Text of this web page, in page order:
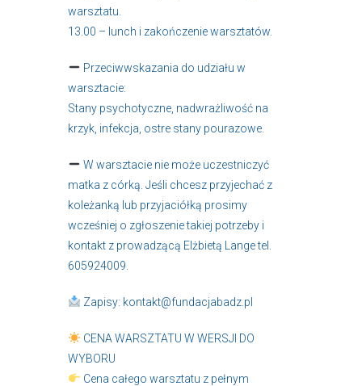
warsztatu.
13.00 – lunch i zakończenie warsztatów.
Przeciwwskazania do udziału w
warsztacie:
Stany psychotyczne, nadwrażliwość na
krzyk, infekcja, ostre stany pourazowe.
W warsztacie nie może uczestniczyć
matka z córką. Jeśli chcesz przyjechać z
koleżanką lub przyjaciółką prosimy
wcześniej o zgłoszenie takiej potrzeby i
kontakt z prowadzącą Elżbietą Lange tel.
605924009.
Zapisy: kontakt@fundacjabadz.pl
CENA WARSZTATU W WERSJI DO
WYBORU
Cena całego warsztatu z pełnym